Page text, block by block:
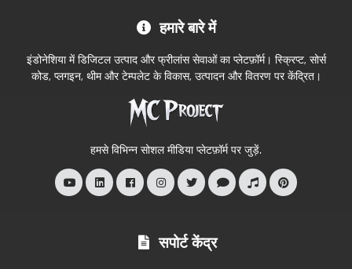
आधिकारिक
हमारे बारे में
इंडोनेशिया में डिजिटल उत्पाद और फ्रीलांस सेवाओं का प्लेटफ़ॉर्म। स्क्रिप्ट, सोर्स
कोड, प्लगइन, थीम और टेम्पलेट के विकास, उत्पादन और वितरण पर केंद्रित।
हमसे विभिन्न सोशल मीडिया प्लेटफ़ॉर्म पर जुड़ें.
सपोर्ट केंद्र